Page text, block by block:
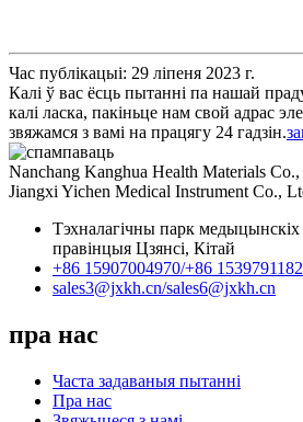
Час публікацыі: 29 ліпеня 2023 г.
Калі ў вас ёсць пытанні па нашай
калі ласка, пакіньце нам свой адрас
звяжамся з вамі на працягу 24 гадзін.
Nanchang Kanghua Health Materials
Jiangxi Yichen Medical Instrument Co.,
Тэхналагічны парк
правінцыя Цзянсі, Кітай
+86 15907004970/+86
sales3@jxkh.cn/sales6@jxkh.cn
пра нас
Часта задаваныя пытанні
Пра нас